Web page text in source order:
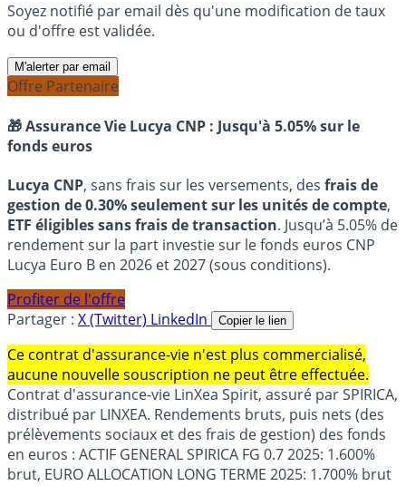
Soyez notifié par email dès qu'une modification de taux
ou d'offre est validée.
M'alerter par email
Offre Partenaire
🎁 Assurance Vie Lucya CNP : Jusqu'à 5.05% sur le
fonds euros
Lucya CNP, sans frais sur les versements, des frais de
gestion de 0.30% seulement sur les unités de compte,
ETF éligibles sans frais de transaction. Jusqu’à 5.05% de
rendement sur la part investie sur le fonds euros CNP
Lucya Euro B en 2026 et 2027 (sous conditions).
Profiter de l'offre
Partager : X (Twitter) LinkedIn Copier le lien
Ce contrat d'assurance-vie n'est plus commercialisé,
aucune nouvelle souscription ne peut être effectuée.
Contrat d'assurance-vie LinXea Spirit, assuré par SPIRICA,
distribué par LINXEA. Rendements bruts, puis nets (des
prélèvements sociaux et des frais de gestion) des fonds
en euros : ACTIF GENERAL SPIRICA FG 0.7 2025: 1.600%
brut, EURO ALLOCATION LONG TERME 2025: 1.700% brut